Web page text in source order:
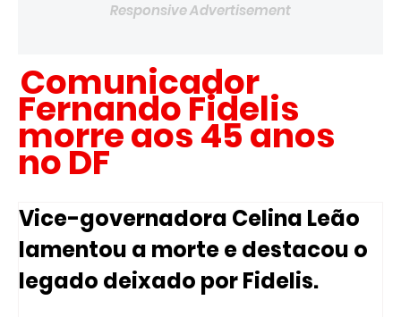
Responsive Advertisement
Comunicador
Fernando Fidelis
morre aos 45 anos
no DF
Vice-governadora Celina Leão
lamentou a morte e destacou o
legado deixado por Fidelis.